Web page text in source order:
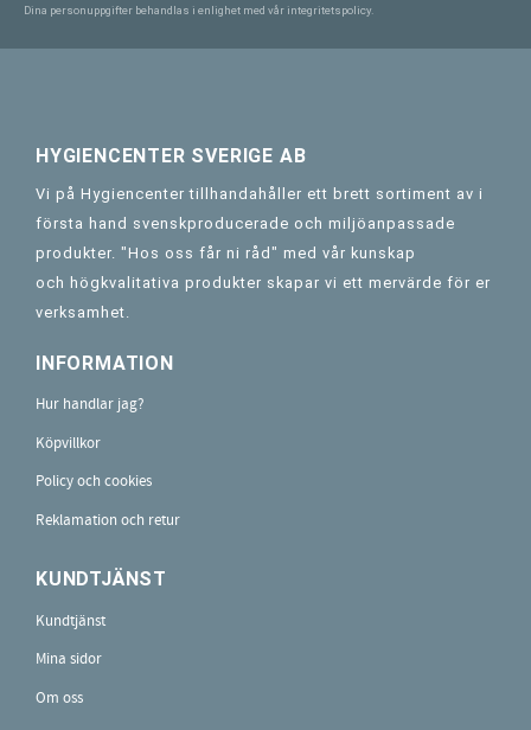
Dina personuppgifter behandlas i enlighet med vår integritetspolicy.
HYGIENCENTER SVERIGE AB
Vi på Hygiencenter tillhandahåller ett brett sortiment av i
första hand svenskproducerade och miljöanpassade
produkter. "Hos oss får ni råd" med vår kunskap
och högkvalitativa produkter skapar vi ett mervärde för er
verksamhet.
INFORMATION
Hur handlar jag?
Köpvillkor
Policy och cookies
Reklamation och retur
KUNDTJÄNST
Kundtjänst
Mina sidor
Om oss